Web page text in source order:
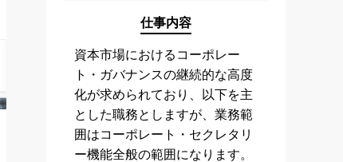
仕事内容
資本市場におけるコーポレー
ト・ガバナンスの継続的な高度
化が求められており、以下を主
とした職務としますが、業務範
囲はコーポレート・セクレタリ
ー機能全般の範囲になります。